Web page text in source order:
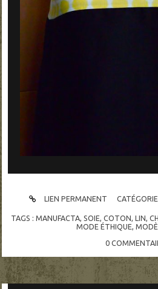
LIEN PERMANENT
TAGS : MANUFACTA, SOIE, COTON, LIN,
MODE ÉTHIQUE,
0